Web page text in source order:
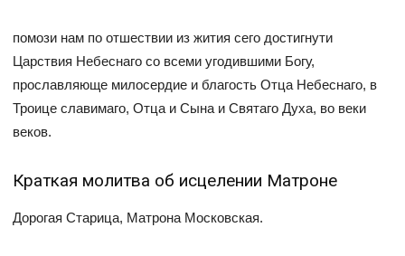
помози нам по отшествии из жития сего достигнути
Царствия Небеснаго со всеми угодившими Богу,
прославляюще милосердие и благость Отца Небеснаго, в
Троице славимаго, Отца и Сына и Святаго Духа, во веки
веков.
Краткая молитва об исцелении Матроне
Дорогая Старица, Матрона Московская.